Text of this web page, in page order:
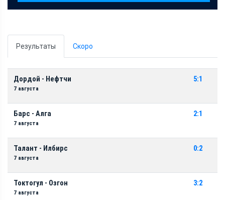
Результаты Скоро
Дордой - Нефтчи
7 августа
5:1
Барс - Алга
7 августа
2:1
Талант - Илбирс
7 августа
0:2
Токтогул - Озгон
7 августа
3:2